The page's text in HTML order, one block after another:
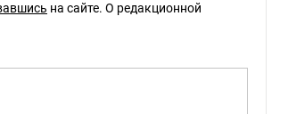
на сайте. О редакционной